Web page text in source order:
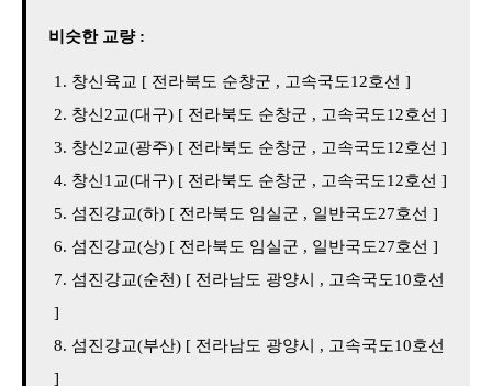
비슷한 교량 :
창신육교 [ 전라북도 순창군 , 고속국도12호선 ]
창신2교(대구) [ 전라북도 순창군 , 고속국도12호선 ]
창신2교(광주) [ 전라북도 순창군 , 고속국도12호선 ]
창신1교(대구) [ 전라북도 순창군 , 고속국도12호선 ]
섬진강교(하) [ 전라북도 임실군 , 일반국도27호선 ]
섬진강교(상) [ 전라북도 임실군 , 일반국도27호선 ]
섬진강교(순천) [ 전라남도 광양시 , 고속국도10호선
]
섬진강교(부산) [ 전라남도 광양시 , 고속국도10호선
]